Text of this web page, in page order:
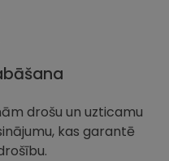
drošu un uzticamu
kas garantē